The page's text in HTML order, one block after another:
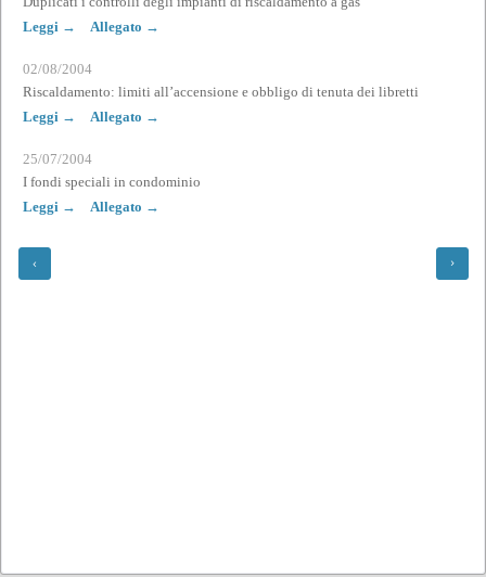
Leggi →
Allegato →
02/08/2004
Riscaldamento: limiti all’accensione e obbligo di tenuta dei libretti
Leggi →
Allegato →
25/07/2004
I fondi speciali in condominio
Leggi →
Allegato →